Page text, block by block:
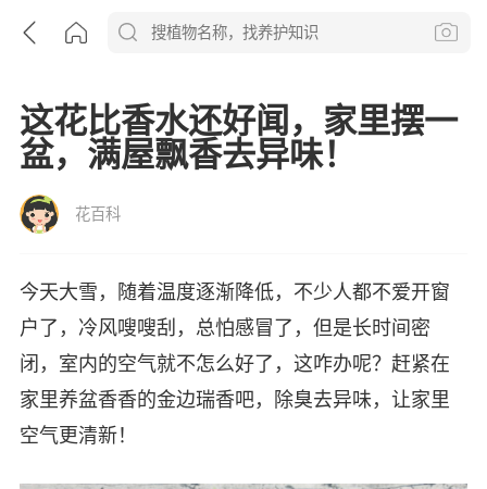
这花比香水还好闻，家里摆一
盆，满屋飘香去异味！
花百科
今天大雪，随着温度逐渐降低，不少人都不爱开窗
户了，冷风嗖嗖刮，总怕感冒了，但是长时间密
闭，室内的空气就不怎么好了，这咋办呢？赶紧在
家里养盆香香的金边瑞香吧，除臭去异味，让家里
空气更清新！